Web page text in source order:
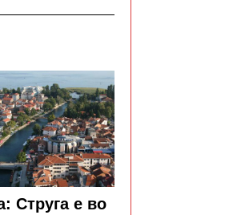
Струга е во